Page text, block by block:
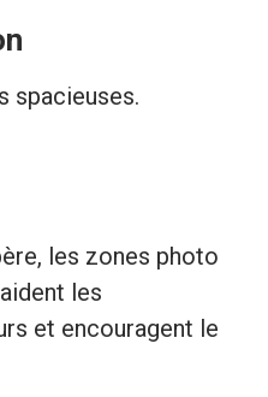
spacieuses.
les zones photo
les
et encouragent le